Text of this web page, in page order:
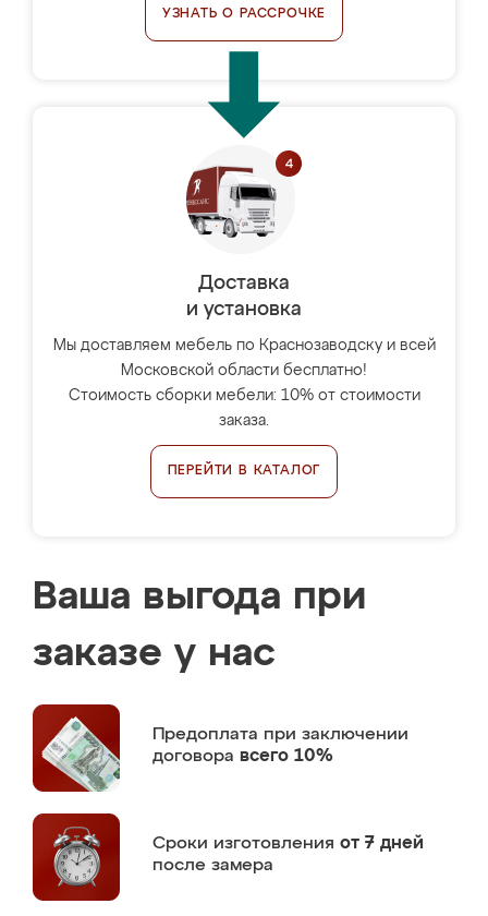
УЗНАТЬ О РАССРОЧКЕ
Доставка
и установка
Мы доставляем мебель по Краснозаводску и всей
Московской области бесплатно!
Стоимость сборки мебели: 10% от стоимости
заказа.
ПЕРЕЙТИ В КАТАЛОГ
Ваша выгода при
заказе у нас
Предоплата при заключении
договора всего 10%
Сроки изготовления от 7 дней
после замера